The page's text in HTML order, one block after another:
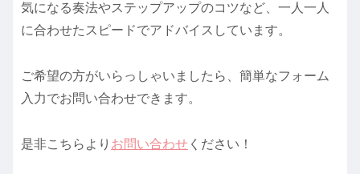
気になる奏法やステップアップのコツなど、一人一人
に合わせたスピードでアドバイスしています。
ご希望の方がいらっしゃいましたら、簡単なフォーム
入力でお問い合わせできます。
是非こちらより お問い合わせ ください！